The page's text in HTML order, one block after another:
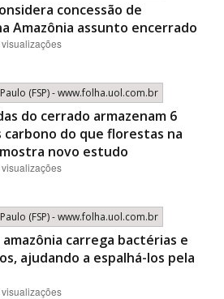
concessão de
Amazônia assunto encerrado
(FSP) - www.folha.uol.com.br
do cerrado armazenam 6
carbono do que florestas na
novo estudo
(FSP) - www.folha.uol.com.br
amazônia carrega bactérias e
ajudando a espalhá-los pela